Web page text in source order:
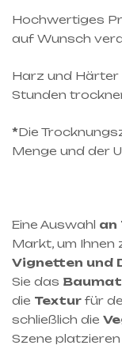
Hochwertiges
auf Wunsch
Harz und Härter
Stunden
*Die
Menge und der
Eine Auswahl an
Markt, um Ihnen
Vignetten und
Sie das
die Textur für
schließlich die
Szene